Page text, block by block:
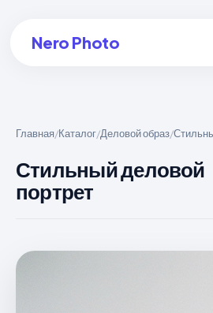
Nero Photo
Создать арт
Главная/Каталог/Деловой образ/
Стильный деловой
портрет